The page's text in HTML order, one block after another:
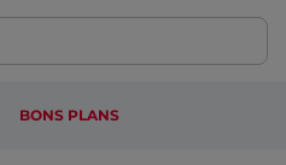
BONS PLANS